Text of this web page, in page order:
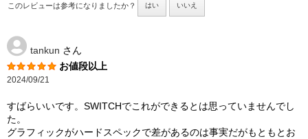
このレビューは参考になりましたか？ はい いいえ
tankun さん
お値段以上
2024/09/21
すばらいいです。SWITCHでこれができるとは思っていませんでし
た。
グラフィックがハードスペックで差があるのは事実だがもともとお